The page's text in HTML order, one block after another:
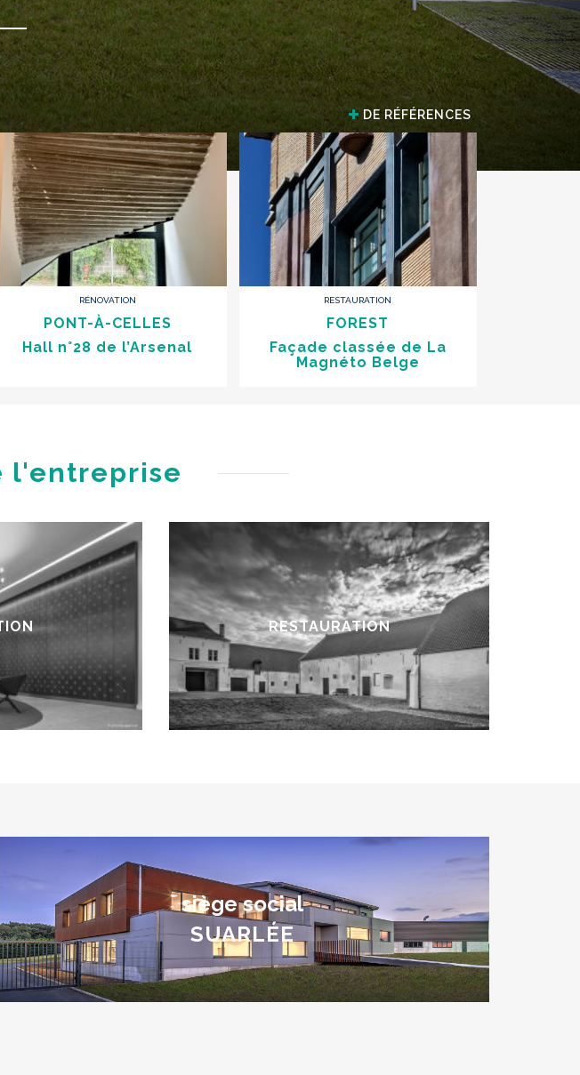
DE RÉFÉRENCES
RÉNOVATION
PONT-À-CELLES
Hall n°28 de l’Arsenal
RESTAURATION
FOREST
Façade classée de La
Magnéto Belge
l'entreprise
RESTAURATION
siège social
SUARLÉE